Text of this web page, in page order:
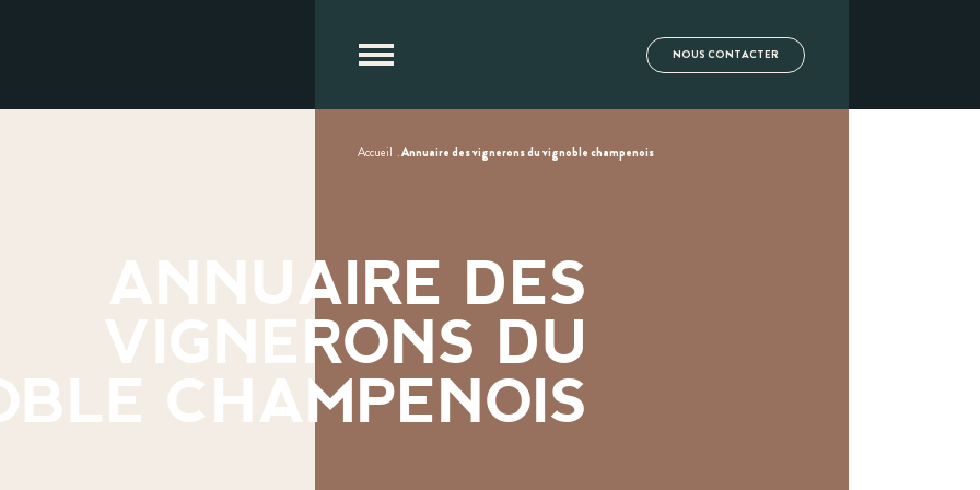
NOUS CONTACTER
Accueil .Annuaire des vignerons du vignoble champenois
ANNUAIRE DES
VIGNERONS DU
CHAMPENOIS